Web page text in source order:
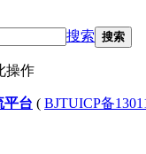
搜索 搜索
操作
平台 ( BJTUICP备